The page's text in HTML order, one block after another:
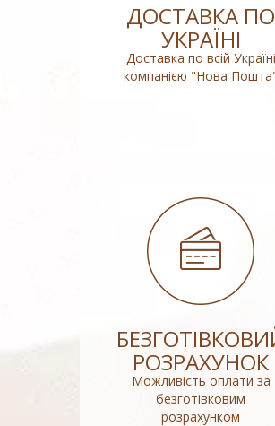
ДОСТАВКА ПО
УКРАЇНІ
Доставка по всій Україні
компанією "Нова
РОЗРАХУНОК
Можливість оплати за
безготівковим
розрахунком